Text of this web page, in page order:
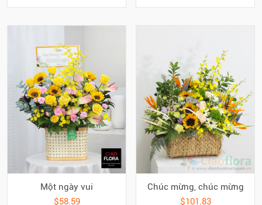
Một ngày vui
$58.59
Chúc mừng, chúc mừng
$101.83